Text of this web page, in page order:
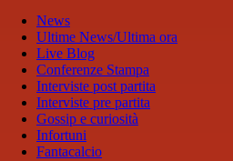
News
Ultime News/Ultima ora
Live Blog
Conferenze Stampa
Interviste post partita
Interviste pre partita
Gossip e curiosità
Infortuni
Fantacalcio